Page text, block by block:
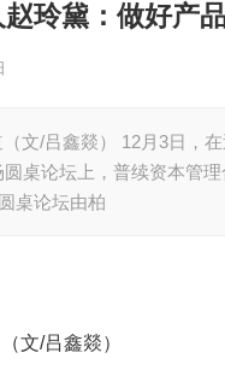
玲黛：做好产
（文/吕鑫燚） 12月3日，
圆桌论坛上，普续资本管
桌论坛由柏
文/吕鑫燚）